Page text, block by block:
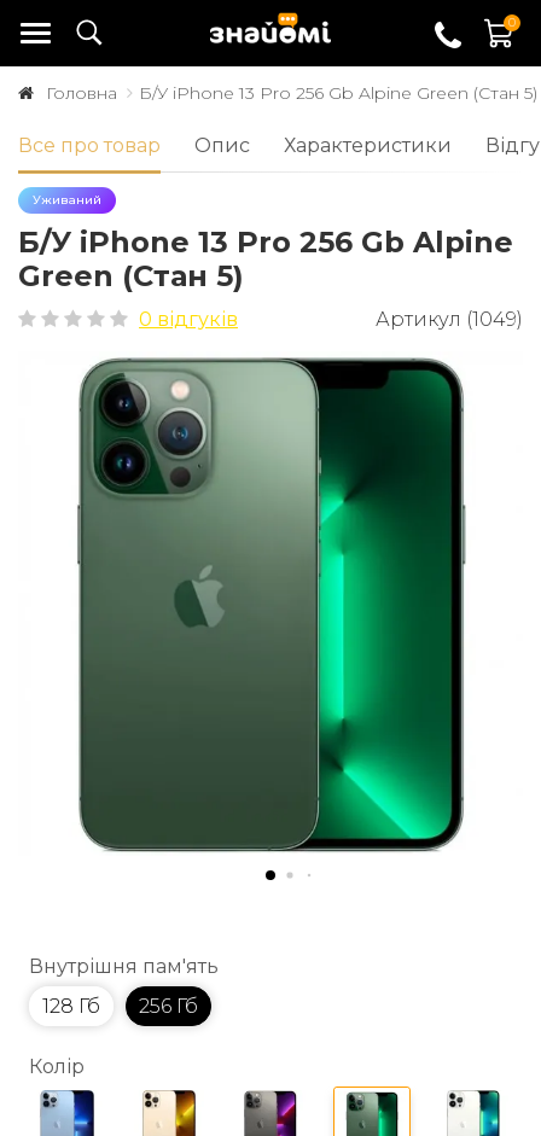
0
Головна Б/У iPhone 13 Pro 256 Gb Alpine Green (Стан 5)
Все про товар Опис Характеристики
Уживаний
Б/У iPhone 13 Pro 256 Gb Alpine
Green (Стан 5)
0 відгуків Артикул (1049)
Внутрішня пам'ять
128 Гб
256 Гб
Колір